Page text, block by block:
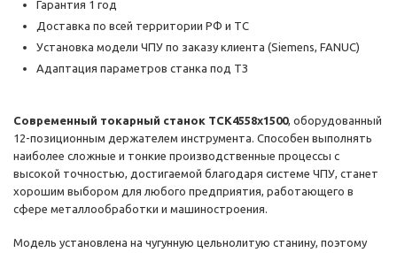
Гарантия 1 год
Доставка по всей территории РФ и ТС
Установка модели ЧПУ по заказу клиента (Siemens, FANUC)
Адаптация параметров станка под ТЗ
Современный токарный станок TCK4558х1500, оборудованный
12-позиционным держателем инструмента. Способен выполнять
наиболее сложные и тонкие производственные процессы с
высокой точностью, достигаемой благодаря системе ЧПУ, станет
хорошим выбором для любого предприятия, работающего в
сфере металлообработки и машиностроения.
Модель установлена на чугунную цельнолитую станину, поэтому